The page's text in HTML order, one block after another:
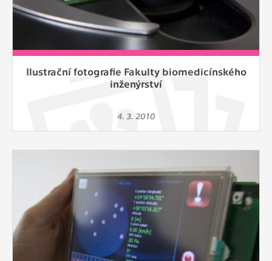
Ilustrační fotografie Fakulty biomedicínského
inženýrství
4. 3. 2010